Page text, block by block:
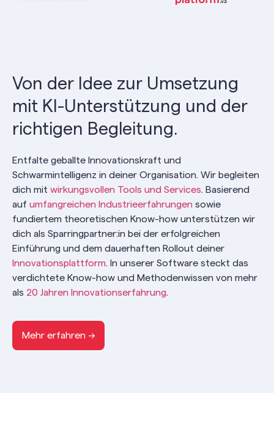
Von der Idee zur Umsetzung
mit KI-Unterstützung und der
richtigen Begleitung.
Entfalte geballte Innovationskraft und
Schwarmintelligenz in deiner Organisation. Wir begleiten
dich mit wirkungsvollen Tools und Services. Basierend
auf umfangreichen Industrieerfahrungen sowie
fundiertem theoretischen Know-how unterstützen wir
dich als Sparringpartner:in bei der erfolgreichen
Einführung und dem dauerhaften Rollout deiner
Innovationsplattform. In unserer Software steckt das
verdichtete Know-how und Methodenwissen von mehr
als 20 Jahren Innovationserfahrung.
Mehr erfahren →